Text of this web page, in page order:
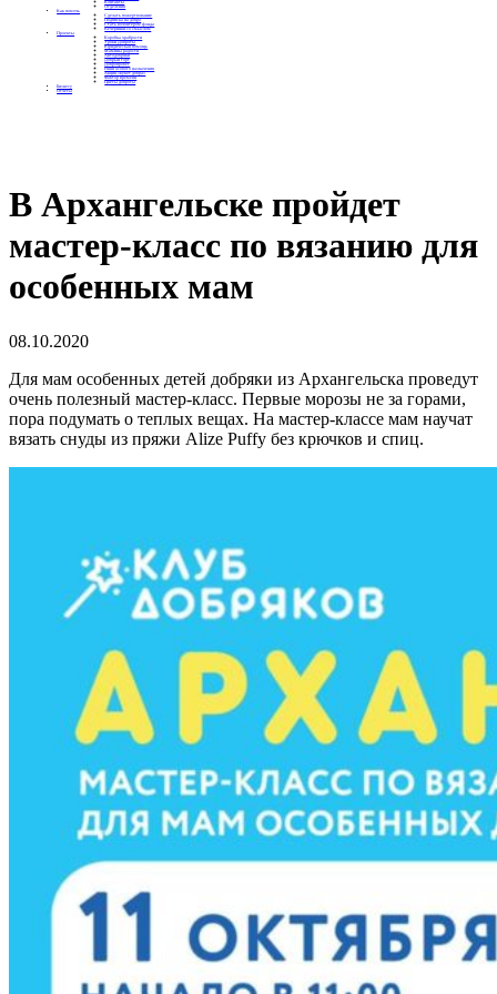
Контакты
Отделения
Как помочь
Сделать пожертвование
Подписка на добро
Стать волонтером фонда
Вечеринки со смыслом
Проекты
Коробка храбрости
Уроки Доброты
Юридическая помощь
Мамины радости
Автодобряки
Добрый торт
Добропробег
Няни особого назначения
Акция «Букет добра»
Фактор времени
Цветы доброты
Бизнесу
Отчеты
В Архангельске пройдет
мастер-класс по вязанию для
особенных мам
08.10.2020
Для мам особенных детей добряки из Архангельска проведут
очень полезный мастер-класс. Первые морозы не за горами,
пора подумать о теплых вещах. На мастер-классе мам научат
вязать снуды из пряжи Alize Puffy без крючков и спиц.